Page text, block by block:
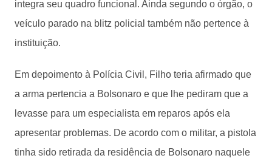
integra seu quadro funcional. Ainda segundo o órgão, o
veículo parado na blitz policial também não pertence à
instituição.
Em depoimento à Polícia Civil, Filho teria afirmado que
a arma pertencia a Bolsonaro e que lhe pediram que a
levasse para um especialista em reparos após ela
apresentar problemas. De acordo com o militar, a pistola
tinha sido retirada da residência de Bolsonaro naquele